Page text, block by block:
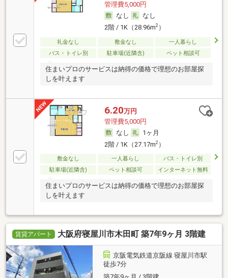
管理費5,000円
なし
なし
2階 / 1K（28.96m2）
礼金なし 敷金なし
一人暮らし
バス・トイレ別
駐車場(近隣含) ペット相談可
住まいプロのサービスは納得の価格で理想のお部屋探
しを叶えます
6.20万円
管理費5,000円
なし
1ヶ月
2階 / 1K（27.17m2）
敷金なし 一人暮らし
バス・トイレ別
駐車場(近隣含)
ペット相談可 インターネット無料
住まいプロのサービスは納得の価格で理想のお部屋探
しを叶えます
賃貸アパート 大阪府寝屋川市木田町 築7年9ヶ月 3階建
京阪電気鉄道京阪線 寝屋川市駅
徒歩7分